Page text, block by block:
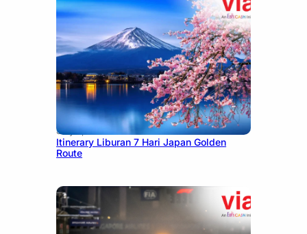
July 7, 2026
Itinerary Liburan 7 Hari Japan Golden
Route